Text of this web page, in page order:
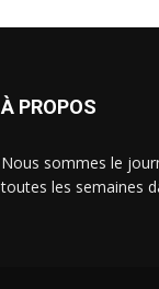
À PROPOS
Nous sommes le
toutes les semaines